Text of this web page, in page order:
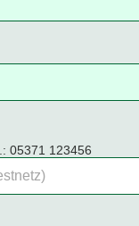
05371 123456